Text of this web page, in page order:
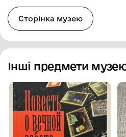
Сторінка музею
Інші предмети